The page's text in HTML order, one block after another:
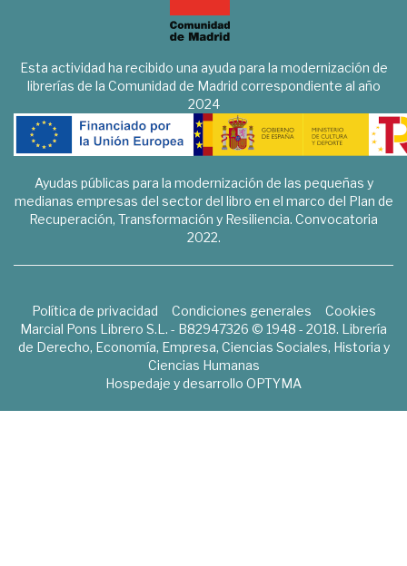
Esta actividad ha recibido una ayuda para la modernización de
librerías de la Comunidad de Madrid correspondiente al año
2024
Ayudas públicas para la modernización de las pequeñas y
medianas empresas del sector del libro en el marco del Plan de
Recuperación, Transformación y Resiliencia. Convocatoria
2022.
Política de privacidad Condiciones generales
Cookies
Marcial Pons Librero S.L. - B82947326 © 1948 - 2018. Librería
de Derecho, Economía, Empresa, Ciencias Sociales, Historia y
Ciencias Humanas
Hospedaje y desarrollo OPTYMA